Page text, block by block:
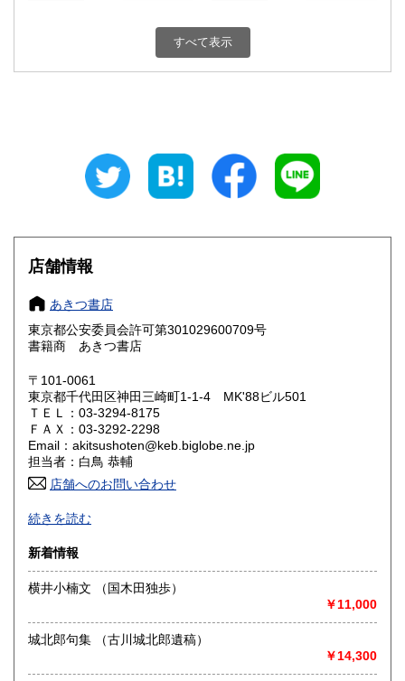
770円 富山県
770円 三重県
大阪府
奈良県
鳥取県 1,012円 島根県
岡山県
山口県 1,012円
香川県 1,012円 愛媛県
高知県 1,012円
佐賀県
熊本県 1,254円 大分県 1,254円
1,254円
沖縄県 1,452円
すべて表示
店舗情報
あきつ書店
東京都公安委員会許可第301029600709号
書籍商 あきつ書店
〒101-0061
東京都千代田区神田三崎町1-1-4 MK'88ビル501
ＴＥＬ：03-3294-8175
ＦＡＸ：03-3292-2298
Email：akitsushoten@keb.biglobe.ne.jp
担当者：白鳥 恭輔
店舗へのお問い合わせ
幕末・明治・大正・昭和(〜昭20年,含外地満洲東亜)期の文学
を中心とした文献を取り扱っております。
通信販売を主としておりますので事務所のみです。
※8/13～16 休業します。
沿線名：都営新宿・三田線 営団半蔵門線 総武線・都営三
田線
最寄駅：神保町駅徒歩10分 水道橋徒歩3分
定休日：日・祝
続きを読む
新着情報
横井小楠文 （国木田独歩）
￥11,000
城北郎句集 （古川城北郎遺稿）
￥14,300